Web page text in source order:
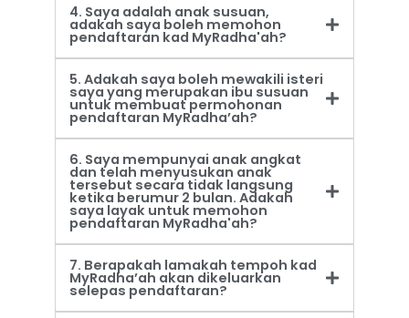
4. Saya adalah anak susuan,
adakah saya boleh memohon
pendaftaran kad MyRadha'ah?
5. Adakah saya boleh mewakili isteri
saya yang merupakan ibu susuan
untuk membuat permohonan
pendaftaran MyRadha’ah?
6. Saya mempunyai anak angkat
dan telah menyusukan anak
tersebut secara tidak langsung
ketika berumur 2 bulan. Adakah
saya layak untuk memohon
pendaftaran MyRadha'ah?
7. Berapakah lamakah tempoh kad
MyRadha’ah akan dikeluarkan
selepas pendaftaran?